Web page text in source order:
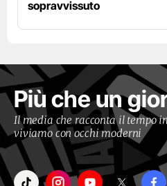
sopravvissuto
Più che un
Il media che racconta il tempo
viviamo con occhi moderni